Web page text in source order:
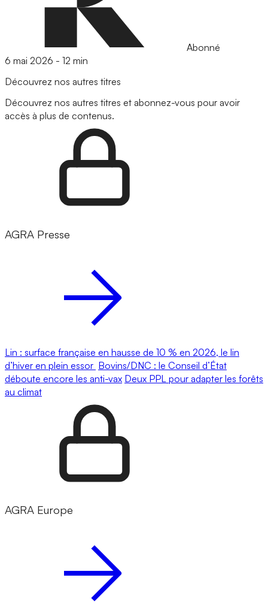
Abonné
6 mai 2026 - 12 min
Découvrez nos autres titres
Découvrez nos autres titres et abonnez-vous pour avoir
accès à plus de contenus.
AGRA Presse
Lin : surface française en hausse de 10 % en 2026, le lin
d’hiver en plein essor Bovins/DNC : le Conseil d’État
déboute encore les anti-vax Deux PPL pour adapter les forêts
au climat
AGRA Europe